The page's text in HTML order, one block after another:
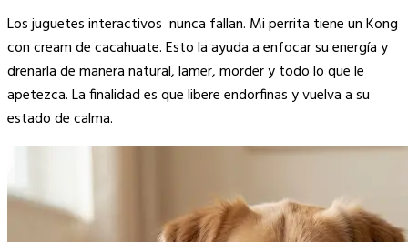
Los juguetes interactivos nunca fallan. Mi perrita tiene un Kong
con cream de cacahuate. Esto la ayuda a enfocar su energía y
drenarla de manera natural, lamer, morder y todo lo que le
apetezca. La finalidad es que libere endorfinas y vuelva a su
estado de calma.